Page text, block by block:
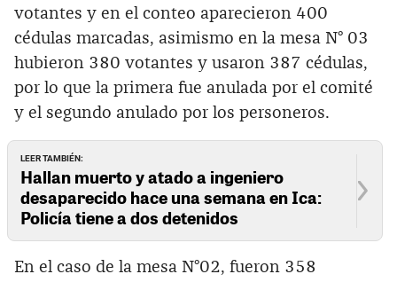
votantes y en el conteo aparecieron 400
cédulas marcadas, asimismo en la mesa N° 03
hubieron 380 votantes y usaron 387 cédulas,
por lo que la primera fue anulada por el comité
y el segundo anulado por los personeros.
LEER TAMBIÉN:
Hallan muerto y atado a ingeniero
desaparecido hace una semana en Ica:
Policía tiene a dos detenidos
En el caso de la mesa N°02, fueron 358